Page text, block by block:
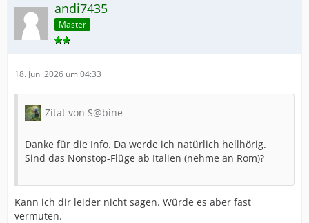
andi7435
Master
18. Juni 2026 um 04:33
Zitat von S@bine
Danke für die Info. Da werde ich natürlich hellhörig.
Sind das Nonstop-Flüge ab Italien (nehme an Rom)?
Kann ich dir leider nicht sagen. Würde es aber fast
vermuten.